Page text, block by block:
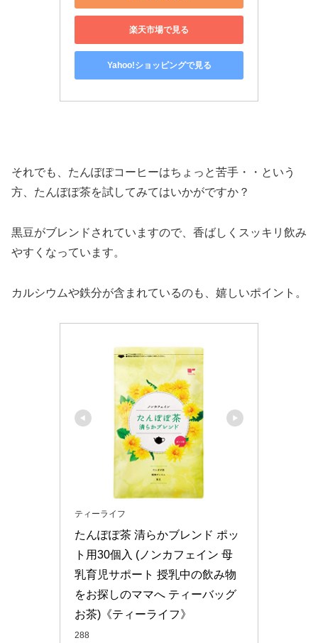
楽天市場で見る
Yahoo!ショッピングで見る
それでも、たんぽぽコーヒーはちょっと苦手・・という
方、たんぽぽ茶を試してみてはいかがですか？
黒豆がブレンドされていますので、香ばしくスッキリ飲み
やすくなっています。
カルシウムや鉄分が含まれているのも、嬉しいポイント。
ティーライフ
たんぽぽ茶 清らかブレンド ポッ
ト用30個入 (ノンカフェイン 母
乳育児サポート 授乳中の飲み物
をお探しのママへ ティーバッグ
お茶)《ティーライフ》
288